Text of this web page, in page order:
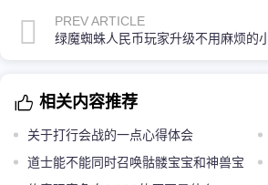
PREV ARTICLE
绿魔蜘蛛人民币玩家升级不用麻烦的
相关内容推荐
关于打行会战的一点心得体会
道士能不能同时召唤骷髅宝宝和神兽宝